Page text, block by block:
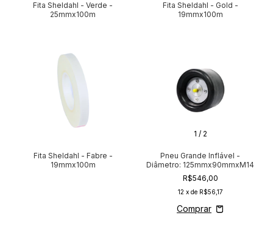
Fita Sheldahl - Verde -
25mmx100m
Fita Sheldahl - Gold -
19mmx100m
Fita Sheldahl - Fabre -
19mmx100m
1 / 2
Pneu Grande Inflável -
Diâmetro: 125mmx90mmxM14
R$546,00
12 x de R$56,17